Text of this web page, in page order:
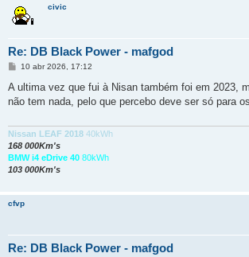
civic
Re: DB Black Power - mafgod
M
n
a
m
10 abr 2026, 17:12
A ultima vez que fui à Nisan também foi em 2023,
não tem nada, pelo que percebo deve ser só para
Nissan LEAF 2018 40kWh
168 000Km's
BMW i4 eDrive 40 80kWh
103 000Km's
cfvp
Re: DB Black Power - mafgod